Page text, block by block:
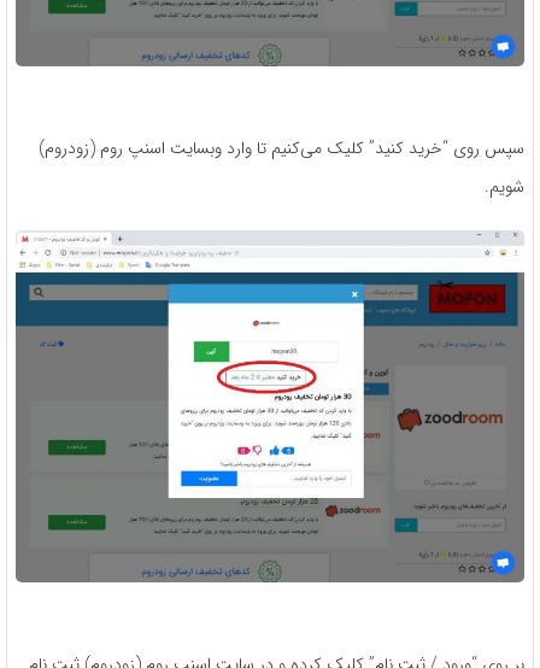
سپس روی “خرید کنید” کلیک می‌کنیم تا وارد وبسایت اسنپ روم (زودروم)
شویم.